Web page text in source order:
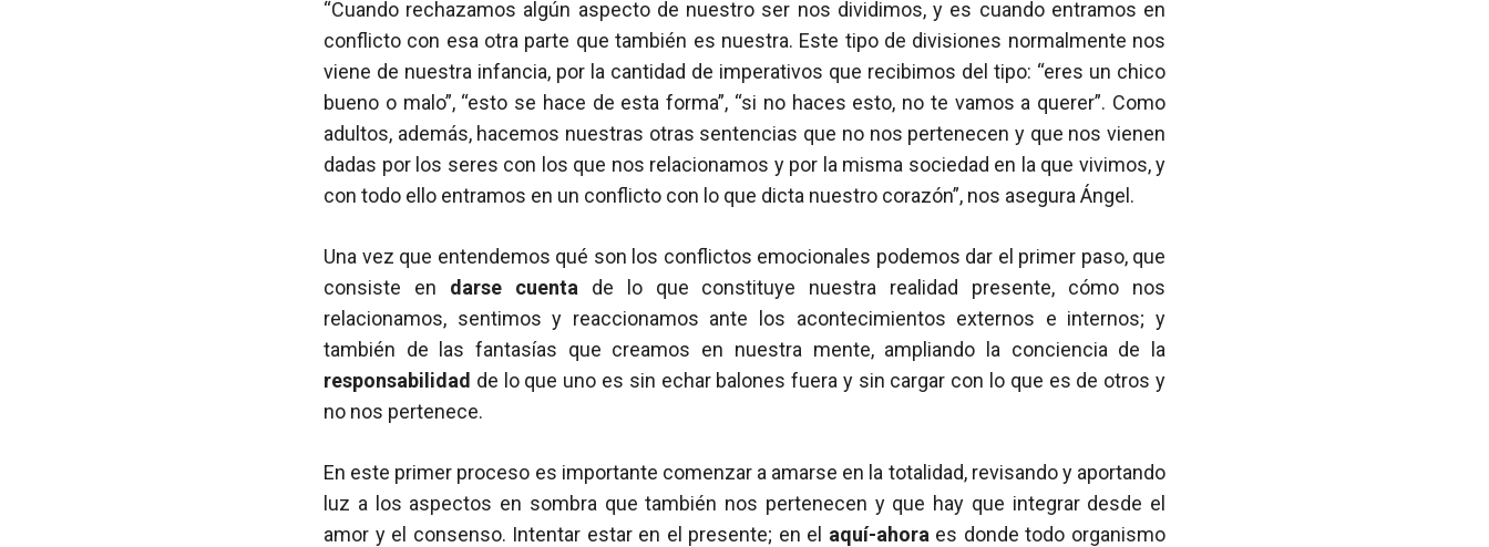
“Cuando rechazamos algún aspecto de nuestro ser nos dividimos, y es cuando entramos en
conflicto con esa otra parte que también es nuestra. Este tipo de divisiones normalmente nos
viene de nuestra infancia, por la cantidad de imperativos que recibimos del tipo: “eres un chico
bueno o malo”, “esto se hace de esta forma”, “si no haces esto, no te vamos a querer”. Como
adultos, además, hacemos nuestras otras sentencias que no nos pertenecen y que nos vienen
dadas por los seres con los que nos relacionamos y por la misma sociedad en la que vivimos, y
con todo ello entramos en un conflicto con lo que dicta nuestro corazón”, nos asegura Ángel.
Una vez que entendemos qué son los conflictos emocionales podemos dar el primer paso, que
consiste en darse cuenta de lo que constituye nuestra realidad presente, cómo nos
relacionamos, sentimos y reaccionamos ante los acontecimientos externos e internos; y
también de las fantasías que creamos en nuestra mente, ampliando la conciencia de la
responsabilidad de lo que uno es sin echar balones fuera y sin cargar con lo que es de otros y
no nos pertenece.
En este primer proceso es importante comenzar a amarse en la totalidad, revisando y aportando
luz a los aspectos en sombra que también nos pertenecen y que hay que integrar desde el
amor y el consenso. Intentar estar en el presente; en el aquí-ahora es donde todo organismo